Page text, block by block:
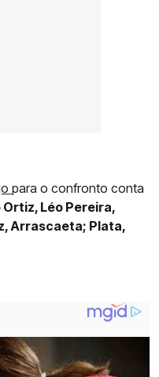
para o confronto conta
Ortiz, Léo Pereira,
Arrascaeta; Plata,